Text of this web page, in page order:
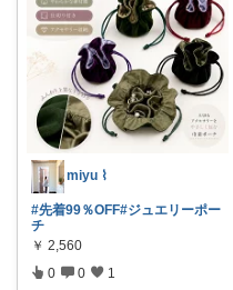
miyu ⌇
#先着99％OFF#ジュエリーポー
チ
￥ 2,560
0 0 1